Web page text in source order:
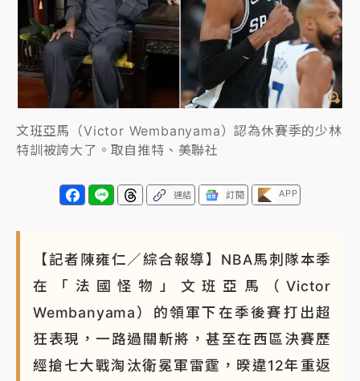
父親節泡湯了！中颱白海豚雨彈轟3天 「紅到發紫」降
雨熱區曝
文班亞馬（Victor Wembanyama）認為休賽季的少林
特訓被誇大了。取自推特、美聯社
連結 訂閱 APP
【記者陳雍仁／綜合報導】NBA馬刺隊本季
在「法國怪物」文班亞馬（Victor
Wembanyama）的領軍下在季後賽打出超
狂表現，一路過關斬將，甚至在西區決賽歷
經搶七大戰淘汰衛冕軍雷霆，暌違12年重返